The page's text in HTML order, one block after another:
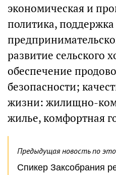
экономическая и
политика, поддержка
развитие сельского
обеспечение
безопасности;
жизни: жилищно-
жилье, комфортная
Предыдущая новость по
Спикер Заксобрания